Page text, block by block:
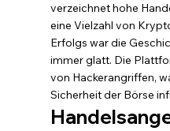
verzeichnet hohe
eine Vielzahl von
Erfolgs war die
immer glatt. Die
von Hackerangriffen,
Sicherheit der Börse